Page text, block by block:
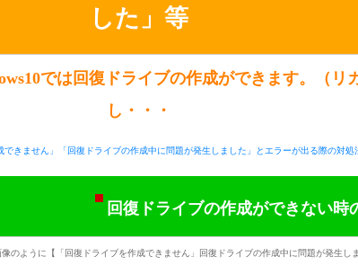
した」等
では回復ドライブの作成ができます。（リ
し・・・
きません」「回復ドライブの作成中に問題が発生しました」とエラーが出る際の対処
回復ドライブの作成ができない時
像のように【「回復ドライブを作成できません」回復ドライブの作成中に問題が発生し